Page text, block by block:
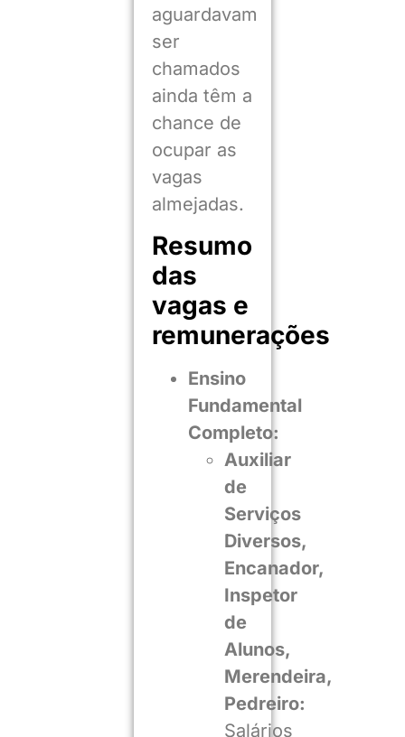
aguardavam
ser
chamados
ainda têm a
chance de
ocupar as
vagas
almejadas.
Resumo
das
vagas e
remunerações
Ensino
Fundamental
Completo:
Auxiliar
de
Serviços
Diversos,
Encanador,
Inspetor
de
Alunos,
Merendeira,
Pedreiro:
Salários